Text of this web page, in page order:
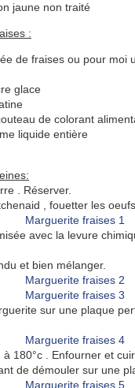
jaune non traité
:
de fraises ou pour moi
glace
de colorant
liquide entière
. Réserver.
, fouetter les
avec la levure
et bien mélanger.
sur une plaque
180°c . Enfourner et
de démouler sur une